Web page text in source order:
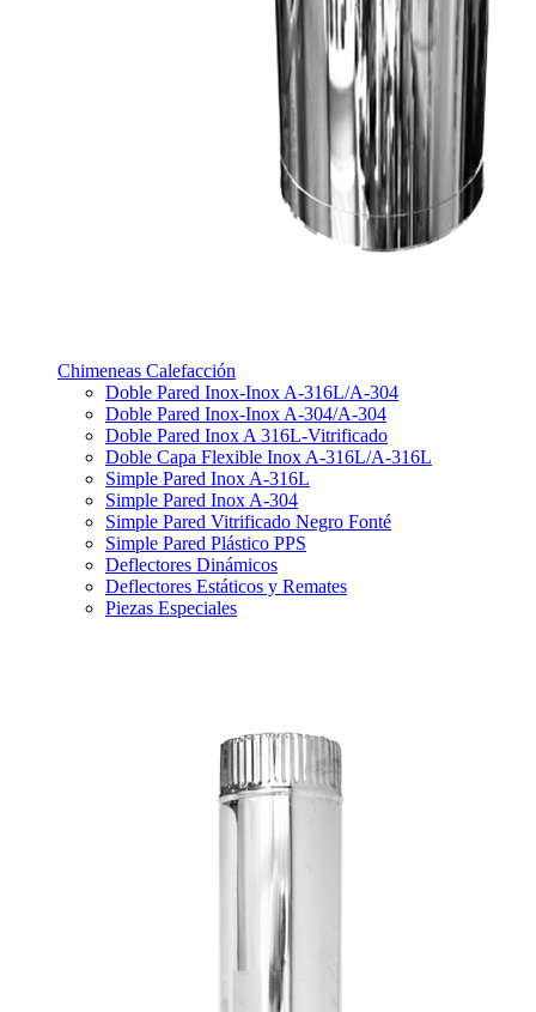
Chimeneas Calefacción
Doble Pared Inox-Inox A-316L/A-304
Doble Pared Inox-Inox A-304/A-304
Doble Pared Inox A 316L-Vitrificado
Doble Capa Flexible Inox A-316L/A-316L
Simple Pared Inox A-316L
Simple Pared Inox A-304
Simple Pared Vitrificado Negro Fonté
Simple Pared Plástico PPS
Deflectores Dinámicos
Deflectores Estáticos y Remates
Piezas Especiales